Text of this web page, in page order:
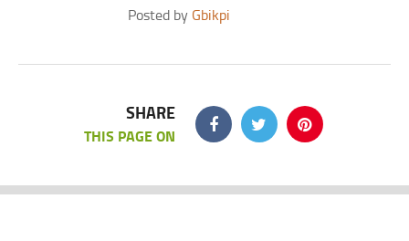
Posted by Gbikpi
SHARE
THIS PAGE ON